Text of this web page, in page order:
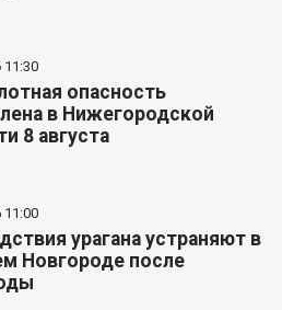
11:30
опасность
в Нижегородской
8 августа
11:00
урагана устраняют в
Новгороде после